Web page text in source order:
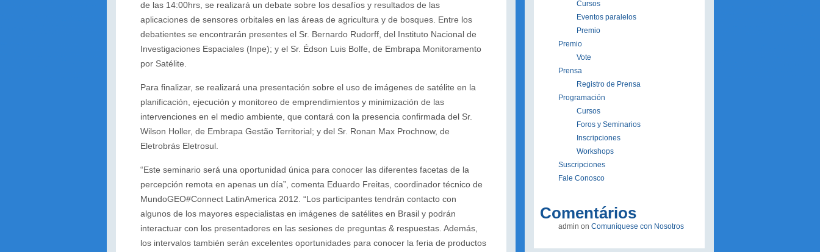
de las 14:00hrs, se realizará un debate sobre los desafíos y resultados de las
aplicaciones de sensores orbitales en las áreas de agricultura y de bosques. Entre los
debatientes se encontrarán presentes el Sr. Bernardo Rudorff, del Instituto Nacional de
Investigaciones Espaciales (Inpe); y el Sr. Édson Luis Bolfe, de Embrapa Monitoramento
por Satélite.
Para finalizar, se realizará una presentación sobre el uso de imágenes de satélite en la
planificación, ejecución y monitoreo de emprendimientos y minimización de las
intervenciones en el medio ambiente, que contará con la presencia confirmada del Sr.
Wilson Holler, de Embrapa Gestão Territorial; y del Sr. Ronan Max Prochnow, de
Eletrobrás Eletrosul.
“Este seminario será una oportunidad única para conocer las diferentes facetas de la
percepción remota en apenas un día”, comenta Eduardo Freitas, coordinador técnico de
MundoGEO#Connect LatinAmerica 2012. “Los participantes tendrán contacto con
algunos de los mayores especialistas en imágenes de satélites en Brasil y podrán
interactuar con los presentadores en las sesiones de preguntas & respuestas. Además,
los intervalos también serán excelentes oportunidades para conocer la feria de productos
Cursos
Eventos paralelos
Premio
Premio
Vote
Prensa
Registro de Prensa
Programación
Cursos
Foros y Seminarios
Inscripciones
Workshops
Suscripciones
Fale Conosco
Comentários
admin on Comuníquese con Nosotros